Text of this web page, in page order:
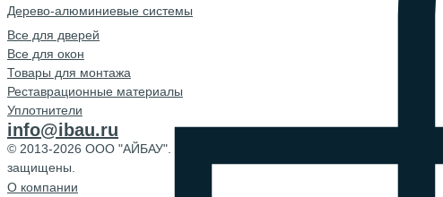
Дерево-алюминиевые системы
Все для дверей
Все для окон
Товары для монтажа
Реставрационные материалы
Уплотнители
info@ibau.ru
© 2013-2026 ООО "АЙБАУ". Все права
защищены.
О компании